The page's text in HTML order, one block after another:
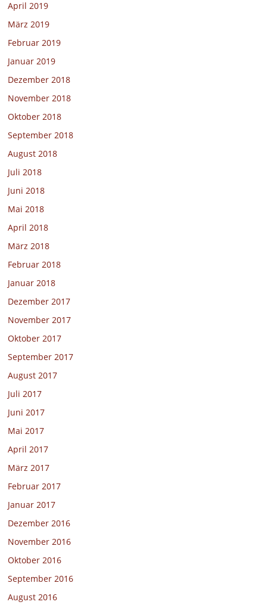
April 2019
März 2019
Februar 2019
Januar 2019
Dezember 2018
November 2018
Oktober 2018
September 2018
August 2018
Juli 2018
Juni 2018
Mai 2018
April 2018
März 2018
Februar 2018
Januar 2018
Dezember 2017
November 2017
Oktober 2017
September 2017
August 2017
Juli 2017
Juni 2017
Mai 2017
April 2017
März 2017
Februar 2017
Januar 2017
Dezember 2016
November 2016
Oktober 2016
September 2016
August 2016